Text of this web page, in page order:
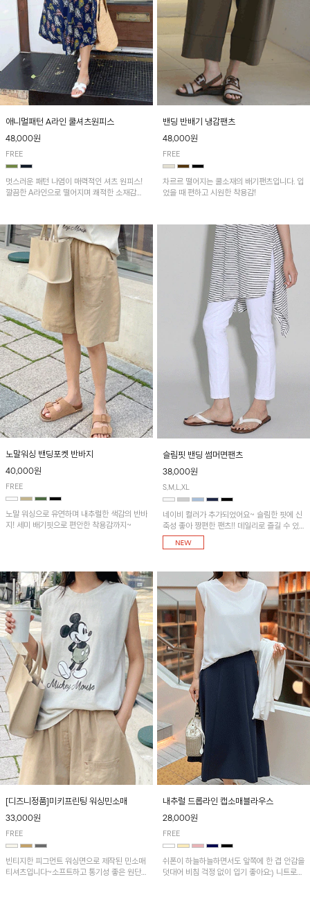
애니멀패턴 A라인 쿨셔츠원피스
48,000원
FREE
멋스러운 패턴 나염이 매력적인 셔츠 원피스!
깔끔한 A라인으로 떨어지며 쾌적한 소재감으
밴딩 반배기 냉감팬츠
48,000원
FREE
차르르 떨어지는 쿨소재의 배기팬츠입니다. 입
었을 때 편하고 시원한 착용감!
노말워싱 밴딩포켓 반바지
40,000원
FREE
노말 워싱으로 유연하며 내추럴한 색감의 반바
지! 세미 배기핏으로 편안한 착용감까지~
슬림핏 밴딩 썸머면팬츠
38,000원
S,M,L,XL
네이비 컬러가 추가되었어요~ 슬림한 핏에 신
축성 좋아 짱편한 팬츠!! 데일리로 즐길 수 있
는 기본 컬러들로 준비했어요~
[디즈니정품]미키프린팅 워싱민소매
33,000원
FREE
빈티지한 피그먼트 워싱면으로 제작된 민소매
티셔츠입니다~소프트하고 통기성 좋은 원단
내추럴 드롭라인 캡소매블라우스
28,000원
FREE
쉬폰이 하늘하늘하면서도 앞쪽에 한 겹 안감을
덧대어 비침 걱정 없이 입기 좋아요:) 니트로